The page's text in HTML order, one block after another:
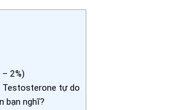
2%)
Testosterone tự do
bạn nghĩ?